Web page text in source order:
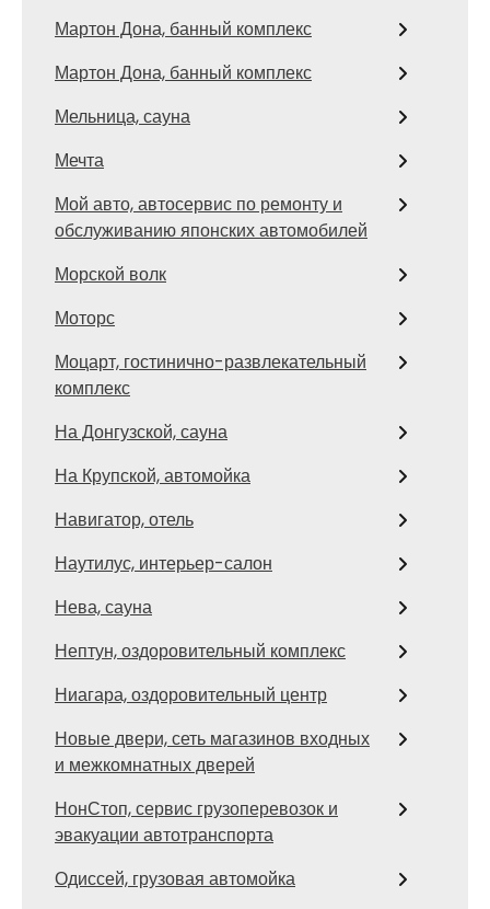
Мартон Дона, банный комплекс
Мартон Дона, банный комплекс
Мельница, сауна
Мечта
Мой авто, автосервис по ремонту и
обслуживанию японских автомобилей
Морской волк
Моторс
Моцарт, гостинично-развлекательный
комплекс
На Донгузской, сауна
На Крупской, автомойка
Навигатор, отель
Наутилус, интерьер-салон
Нева, сауна
Нептун, оздоровительный комплекс
Ниагара, оздоровительный центр
Новые двери, сеть магазинов входных
и межкомнатных дверей
НонСтоп, сервис грузоперевозок и
эвакуации автотранспорта
Одиссей, грузовая автомойка